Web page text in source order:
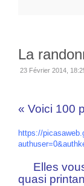
La
23 Février 2014,
« Voici 100
https://
Elles
quasi